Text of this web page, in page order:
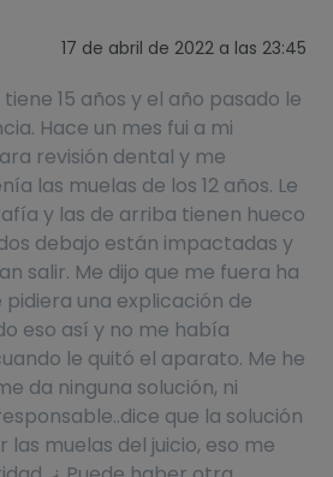
17 de abril de 2022 a las 23:45
15 años y el año pasado le
Hace un mes fui a mi
revisión dental y me
las muelas de los 12 años. Le
y las de arriba tienen hueco
debajo están impactadas y
salir. Me dijo que me fuera ha
una explicación de
eso así y no me había
le quitó el aparato. Me he
da ninguna solución, ni
que la solución
las muelas del juicio, eso me